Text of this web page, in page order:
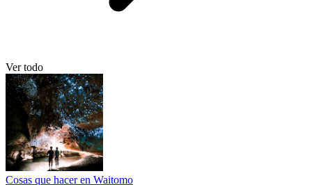
Ver todo
Cosas que hacer en Waitomo